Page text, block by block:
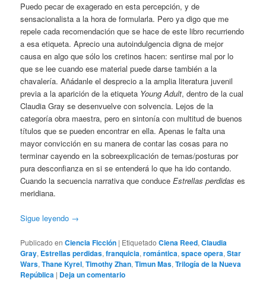
Puedo pecar de exagerado en esta percepción, y de
sensacionalista a la hora de formularla. Pero ya digo que me
repele cada recomendación que se hace de este libro recurriendo
a esa etiqueta. Aprecio una autoindulgencia digna de mejor
causa en algo que sólo los cretinos hacen: sentirse mal por lo
que se lee cuando ese material puede darse también a la
chavalería. Añádanle el desprecio a la amplia literatura juvenil
previa a la aparición de la etiqueta Young Adult, dentro de la cual
Claudia Gray se desenvuelve con solvencia. Lejos de la
categoría obra maestra, pero en sintonía con multitud de buenos
títulos que se pueden encontrar en ella. Apenas le falta una
mayor convicción en su manera de contar las cosas para no
terminar cayendo en la sobreexplicación de temas/posturas por
pura desconfianza en si se entenderá lo que ha ido contando.
Cuando la secuencia narrativa que conduceEstrellas perdidas es
meridiana.
Sigue leyendo →
Publicado en Ciencia Ficción | Etiquetado Ciena Reed,Claudia
Gray, Estrellas perdidas,franquicia,romántica,space opera,Star
Wars,Thane Kyrel,Timothy Zhan,Timun Mas,Trilogía de la Nueva
República | Deja un comentario